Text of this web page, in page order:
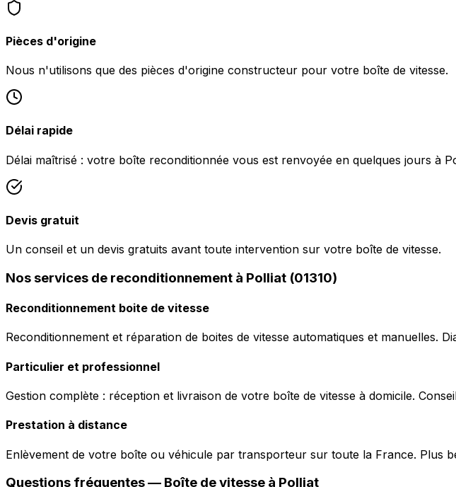
Pièces d'origine
Nous n'utilisons que des pièces d'origine constructeur pour votre boîte de vitesse.
Délai rapide
Délai maîtrisé : votre boîte reconditionnée vous est renvoyée en quelques jours à
Devis gratuit
Un conseil et un devis gratuits avant toute intervention sur votre boîte de vitesse.
Nos services de reconditionnement à Polliat (01310)
Reconditionnement boite de vitesse
Reconditionnement et réparation de boites de vitesse automatiques et manuelles.
Particulier et professionnel
Gestion complète : réception et livraison de votre boîte de vitesse à domicile.
Prestation à distance
Enlèvement de votre boîte ou véhicule par transporteur sur toute la France. Plus
Questions fréquentes — Boîte de vitesse à Polliat